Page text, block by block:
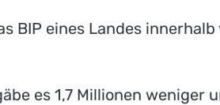
BIP eines Landes
es 1,7 Millionen weniger